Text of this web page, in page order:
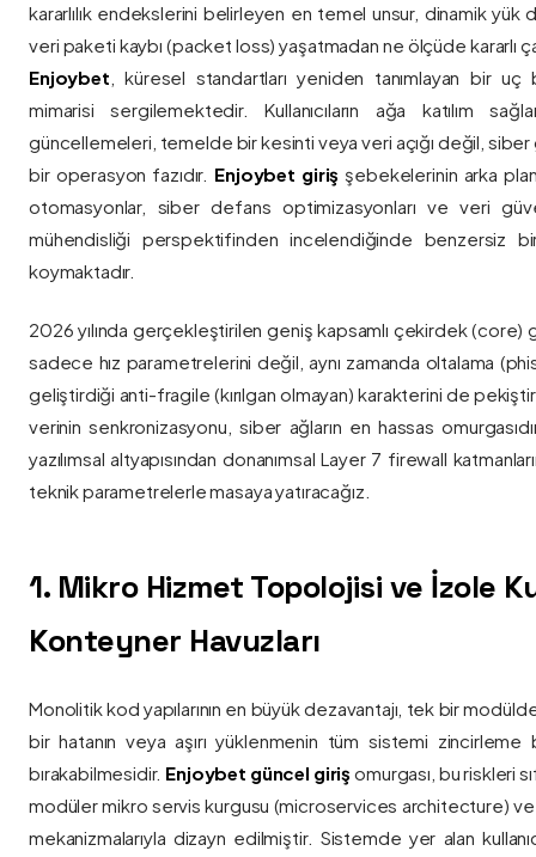
kararlılık endekslerini belirleyen en temel unsur, dinamik yük
veri paketi kaybı (packet loss) yaşatmadan ne ölçüde kararlı
Enjoybet , küresel standartları yeniden tanımlayan bir
mimarisi sergilemektedir. Kullanıcıların ağa katılım
güncellemeleri, temelde bir kesinti veya veri açığı değil, siber
bir operasyon fazıdır. Enjoybet giriş şebekelerinin arka
otomasyonlar, siber defans optimizasyonları ve veri
mühendisliği perspektifinden incelendiğinde benzersiz
koymaktadır.
2026 yılında gerçekleştirilen geniş kapsamlı çekirdek
sadece hız parametrelerini değil, aynı zamanda oltalama
geliştirdiği anti-fragile (kırılgan olmayan) karakterini de
verinin senkronizasyonu, siber ağların en hassas
yazılımsal altyapısından donanımsal Layer 7 firewall
teknik parametrelerle masaya yatıracağız.
1. Mikro Hizmet Topolojisi ve İzole
Konteyner Havuzları
Monolitik kod yapılarının en büyük dezavantajı, tek bir
bir hatanın veya aşırı yüklenmenin tüm sistemi zincirleme
bırakabilmesidir. Enjoybet güncel giriş omurgası, bu riskleri
modüler mikro servis kurgusu (microservices architecture)
mekanizmalarıyla dizayn edilmiştir. Sistemde yer alan